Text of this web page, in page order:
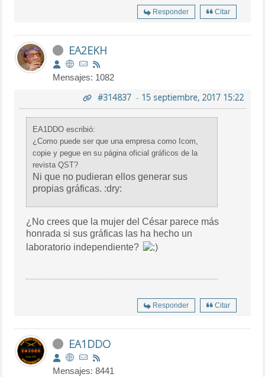
Responder Citar
EA2EKH
Mensajes: 1082
#314837- 15 septiembre, 2017 15:22
EA1DDO escribió:
¿Como puede ser que una empresa como Icom,
copie y pegue en su página oficial gráficos de la
revista QST?
Ni que no pudieran ellos generar sus
propias gráficas. :dry:
¿No crees que la mujer del César parece más
honrada si sus gráficas las ha hecho un
laboratorio independiente?
Responder Citar
EA1DDO
Mensajes: 8441